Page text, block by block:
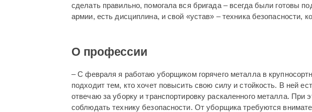
сделать правильно, помогала вся бригада – всегда были готовы
армии, есть дисциплина, и свой «устав» – техника безопасности,
О профессии
– С февраля я работаю уборщиком горячего металла в
подходит тем, кто хочет повысить свою силу и стойкость. В ней
отвечаю за уборку и транспортировку раскаленного металла. При
соблюдать технику безопасности. От уборщика требуются